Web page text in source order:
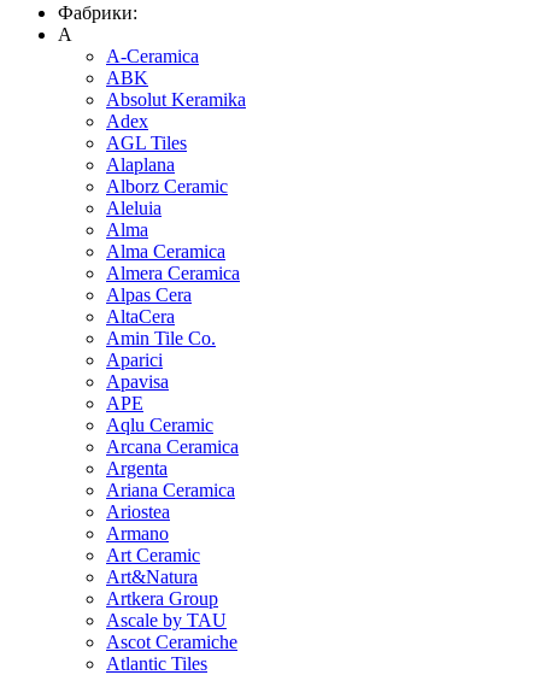
Фабрики:
A
A-Ceramica
ABK
Absolut Keramika
Adex
AGL Tiles
Alaplana
Alborz Ceramic
Aleluia
Alma
Alma Ceramica
Almera Ceramica
Alpas Cera
AltaCera
Amin Tile Co.
Aparici
Apavisa
APE
Aqlu Ceramic
Arcana Ceramica
Argenta
Ariana Ceramica
Ariostea
Armano
Art Ceramic
Art&Natura
Artkera Group
Ascale by TAU
Ascot Ceramiche
Atlantic Tiles